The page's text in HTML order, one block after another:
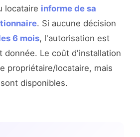
locataire informe de sa
. Si aucune décision
6 mois, l'autorisation est
donnée. Le coût d'installation
propriétaire/locataire, mais
disponibles.